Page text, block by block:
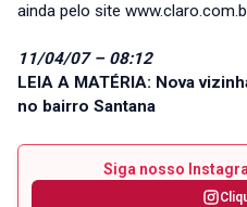
ainda pelo site
11/04/07 – 08:12
LEIA A MATÉRIA: Nova
no bairro Santana
Siga nosso